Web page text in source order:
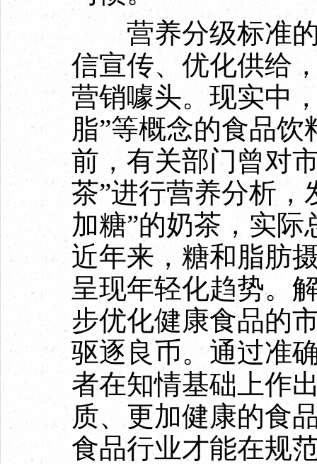
营养分级标准的
信宣传、优化供给
营销噱头。现实中
脂”等概念的食品
前，有关部门曾对
茶”进行营养分析，
加糖”的奶茶，实际
近年来，糖和脂肪
呈现年轻化趋势。
步优化健康食品的
驱逐良币。通过准
者在知情基础上作
质、更加健康的食
食品行业才能在规